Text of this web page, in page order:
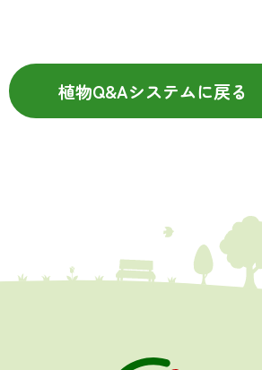
植物Q&Aシステムに戻る